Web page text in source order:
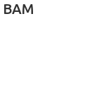
BAM